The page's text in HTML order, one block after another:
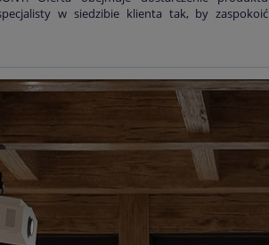
w siedzibie klienta tak, by zaspokoić